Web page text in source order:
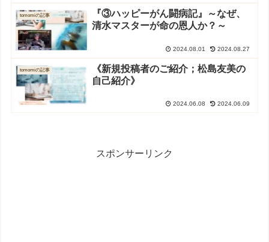
tomomiの記事
『③ハッピーがん闘病記』～なぜ、
清水マスターが命の恩人か？～
2024.08.01 2024.08.27
tomomiの記事
《新規投稿者のご紹介；松島友美の
自己紹介》
2024.06.08 2024.06.09
スポンサーリンク